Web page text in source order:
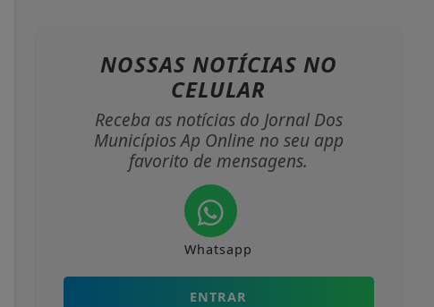
NOSSAS NOTÍCIAS NO
CELULAR
Receba as notícias do Jornal Dos
Municípios Ap Online no seu app
favorito de mensagens.
Whatsapp
ENTRAR